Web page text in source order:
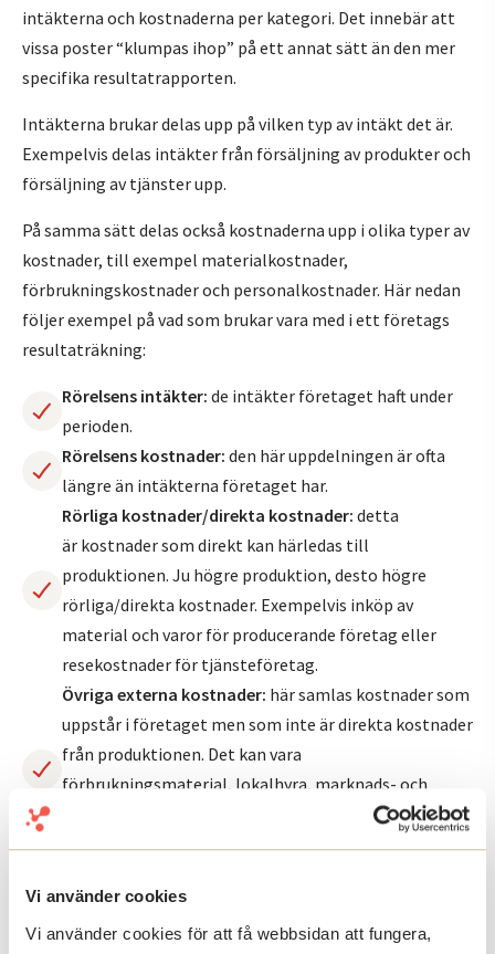
Vi använder cookies
Vi använder cookies för att få webbsidan att fungera,
intäkterna och kostnaderna per kategori. Det innebär att
vissa poster “klumpas ihop” på ett annat sätt än den mer
specifika resultatrapporten.
Intäkterna brukar delas upp på vilken typ av intäkt det är.
Exempelvis delas intäkter från försäljning av produkter och
försäljning av tjänster upp.
På samma sätt delas också kostnaderna upp i olika typer av
kostnader, till exempel materialkostnader,
förbrukningskostnader och personalkostnader. Här nedan
följer exempel på vad som brukar vara med i ett företags
resultaträkning:
Rörelsens intäkter: de intäkter företaget haft under
perioden.
Rörelsens kostnader: den här uppdelningen är ofta
längre än intäkterna företaget har.
Rörliga kostnader/direkta kostnader: detta
är kostnader som direkt kan härledas till
produktionen. Ju högre produktion, desto högre
rörliga/direkta kostnader. Exempelvis inköp av
material och varor för producerande företag eller
resekostnader för tjänsteföretag.
Övriga externa kostnader: här samlas kostnader som
uppstår i företaget men som inte är direkta kostnader
från produktionen. Det kan vara
förbrukningsmaterial, lokalhyra, marknads- och
försäljningskostnader, reparation och underhåll, med
personalkostnader som till exempel löner, förmåner,
sociala avgifter med mera.